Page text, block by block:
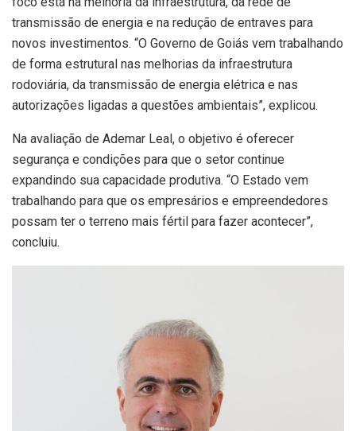
transmissão de energia e na redução de entraves para
novos investimentos. “O Governo de Goiás vem trabalhando
de forma estrutural nas melhorias da infraestrutura
rodoviária, da transmissão de energia elétrica e nas
autorizações ligadas a questões ambientais”, explicou.
Na avaliação de Ademar Leal, o objetivo é oferecer
segurança e condições para que o setor continue
expandindo sua capacidade produtiva. “O Estado vem
trabalhando para que os empresários e empreendedores
possam ter o terreno mais fértil para fazer acontecer”,
concluiu.